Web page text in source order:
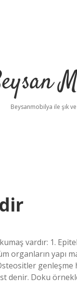
Beysanmobilya ile şık
vardır: 1.
organların yapı
denir. Doku